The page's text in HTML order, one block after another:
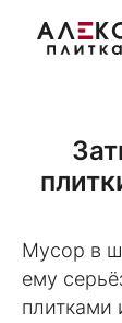
Мусор в
ему
плитками